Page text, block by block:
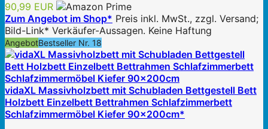
90,99 EUR
Zum Angebot im Shop* Preis inkl. MwSt., zzgl. Versand;
Bild-Link* Verkäufer-Aussagen. Keine Haftung
AngebotBestseller Nr. 18
vidaXL Massivholzbett mit Schubladen Bettgestell Bett
Holzbett Einzelbett Bettrahmen Schlafzimmerbett
Schlafzimmermöbel Kiefer 90x200cm*